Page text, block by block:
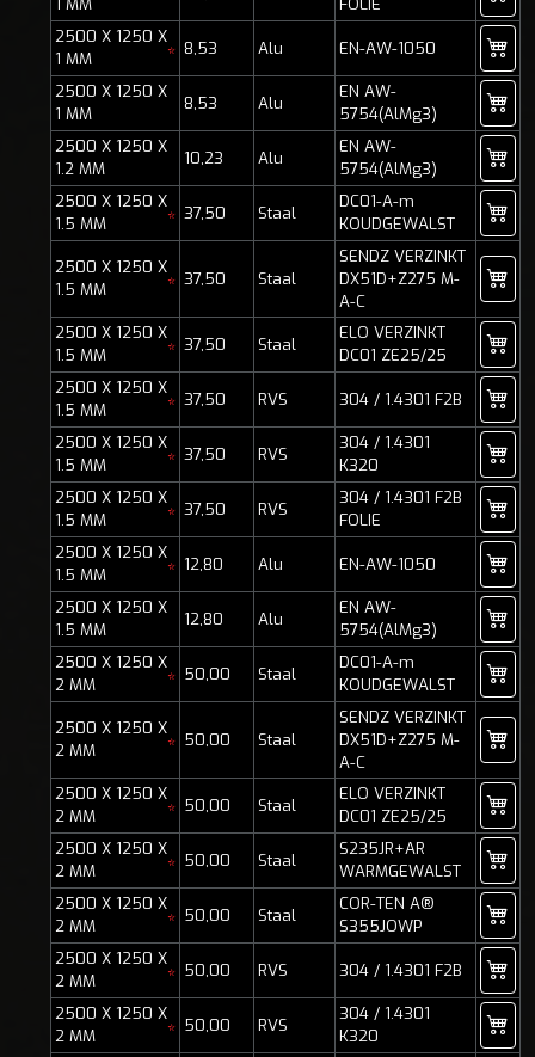
1 MM
FOLIE
2500 X 1250 X
1 MM
* 8,53 Alu EN-AW-1050
2500 X 1250 X
1 MM
8,53 Alu
EN AW-
5754(AlMg3)
2500 X 1250 X
1.2 MM
10,23 Alu
EN AW-
5754(AlMg3)
2500 X 1250 X
1.5 MM
* 37,50 Staal
DC01-A-m
KOUDGEWALST
2500 X 1250 X
1.5 MM
* 37,50 Staal
SENDZ VERZINKT
DX51D+Z275 M-
A-C
2500 X 1250 X
1.5 MM
* 37,50 Staal
ELO VERZINKT
DC01 ZE25/25
2500 X 1250 X
1.5 MM
* 37,50 RVS 304 / 1.4301 F2B
2500 X 1250 X
1.5 MM
* 37,50 RVS
304 / 1.4301
K320
2500 X 1250 X
1.5 MM
* 37,50 RVS
304 / 1.4301 F2B
FOLIE
2500 X 1250 X
1.5 MM
* 12,80 Alu EN-AW-1050
2500 X 1250 X
1.5 MM
12,80 Alu
EN AW-
5754(AlMg3)
2500 X 1250 X
2 MM
* 50,00 Staal
DC01-A-m
KOUDGEWALST
2500 X 1250 X
2 MM
* 50,00 Staal
SENDZ VERZINKT
DX51D+Z275 M-
A-C
2500 X 1250 X
2 MM
* 50,00 Staal
ELO VERZINKT
DC01 ZE25/25
2500 X 1250 X
2 MM
* 50,00 Staal
S235JR+AR
WARMGEWALST
2500 X 1250 X
2 MM
* 50,00 Staal
COR-TEN A®
S355JOWP
2500 X 1250 X
2 MM
* 50,00 RVS 304 / 1.4301 F2B
2500 X 1250 X
2 MM
* 50,00 RVS
304 / 1.4301
K320